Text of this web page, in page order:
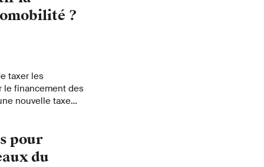
?
taxer les
le financement des
nouvelle taxe
pour
du